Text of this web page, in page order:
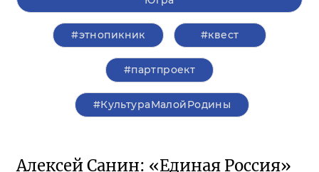
#этнопикник #квест
#партпроект
#КультураМалойРодины
Алексей Санин: «Единая Россия»